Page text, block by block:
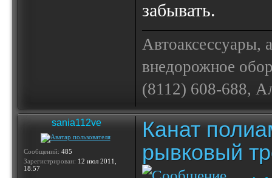
забывать.
Автоаксессуары,
внедорожное
(8112) 608-688,
sania112ve
Сообщений: 485
Зарегистрирован: 12 июл 2011,
18:57
Канат
рывковый